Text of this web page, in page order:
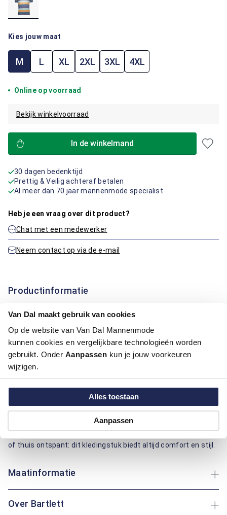
Van Dal maakt gebruik van cookies
Op de website van Van Dal Mannenmode
kunnen cookies en vergelijkbare technologieën worden
gebruikt. Onder Aanpassen kun je jouw voorkeuren
wijzigen.
Alles toestaan
Aanpassen
Kies jouw maat
M L XL 2XL 3XL 4XL
Online op voorraad
Bekijk winkelvoorraad
In de winkelmand
30 dagen bedenktijd
Prettig & Veilig achteraf betalen
Al meer dan 70 jaar mannenmode specialist
Heb je een vraag over dit product?
Chat met een medewerker
Neem contact op via de e-mail
Productinformatie
Artikelnummer
1016141-92-M
Kleur:
Oranje
Materiaal:
80% Katoen / 20% Polyester
Pasvorm:
Deze polo van Bartlett biedt een regular fit pasvorm voor
optimaal comfort. De combinatie van katoen en polyester
zorgt voor duurzaamheid en ademend vermogen, ideaal voor
dagelijks gebruik. Het gestreepte patroon voegt een levendige
of thuis ontspant: dit kledingstuk biedt altijd comfort en stijl.
Maatinformatie
Over Bartlett